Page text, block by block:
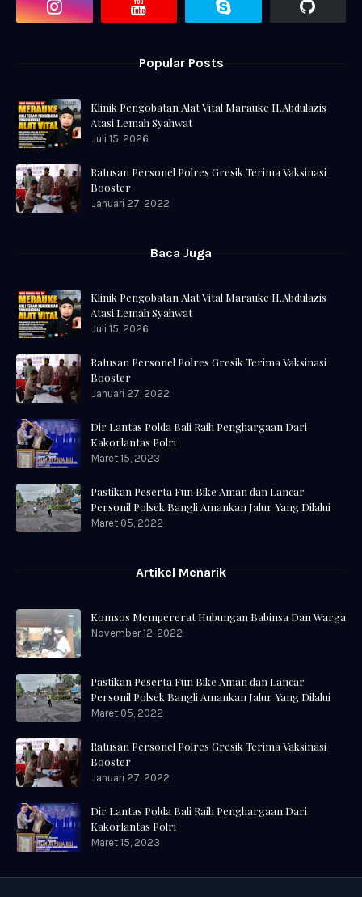
Popular Posts
Klinik Pengobatan Alat Vital Marauke H.Abdulazis
Atasi Lemah Syahwat
Juli 15, 2026
Ratusan Personel Polres Gresik Terima Vaksinasi
Booster
Januari 27, 2022
Baca Juga
Klinik Pengobatan Alat Vital Marauke H.Abdulazis
Atasi Lemah Syahwat
Juli 15, 2026
Ratusan Personel Polres Gresik Terima Vaksinasi
Booster
Januari 27, 2022
Dir Lantas Polda Bali Raih Penghargaan Dari
Kakorlantas Polri
Maret 15, 2023
Pastikan Peserta Fun Bike Aman dan Lancar
Personil Polsek Bangli Amankan Jalur Yang Dilalui
Maret 05, 2022
Artikel Menarik
Komsos Mempererat Hubungan Babinsa Dan Warga
November 12, 2022
Pastikan Peserta Fun Bike Aman dan Lancar
Personil Polsek Bangli Amankan Jalur Yang Dilalui
Maret 05, 2022
Ratusan Personel Polres Gresik Terima Vaksinasi
Booster
Januari 27, 2022
Dir Lantas Polda Bali Raih Penghargaan Dari
Kakorlantas Polri
Maret 15, 2023